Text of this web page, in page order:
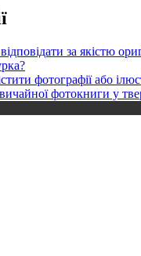
за якістю
фотографії або
фотокниги у